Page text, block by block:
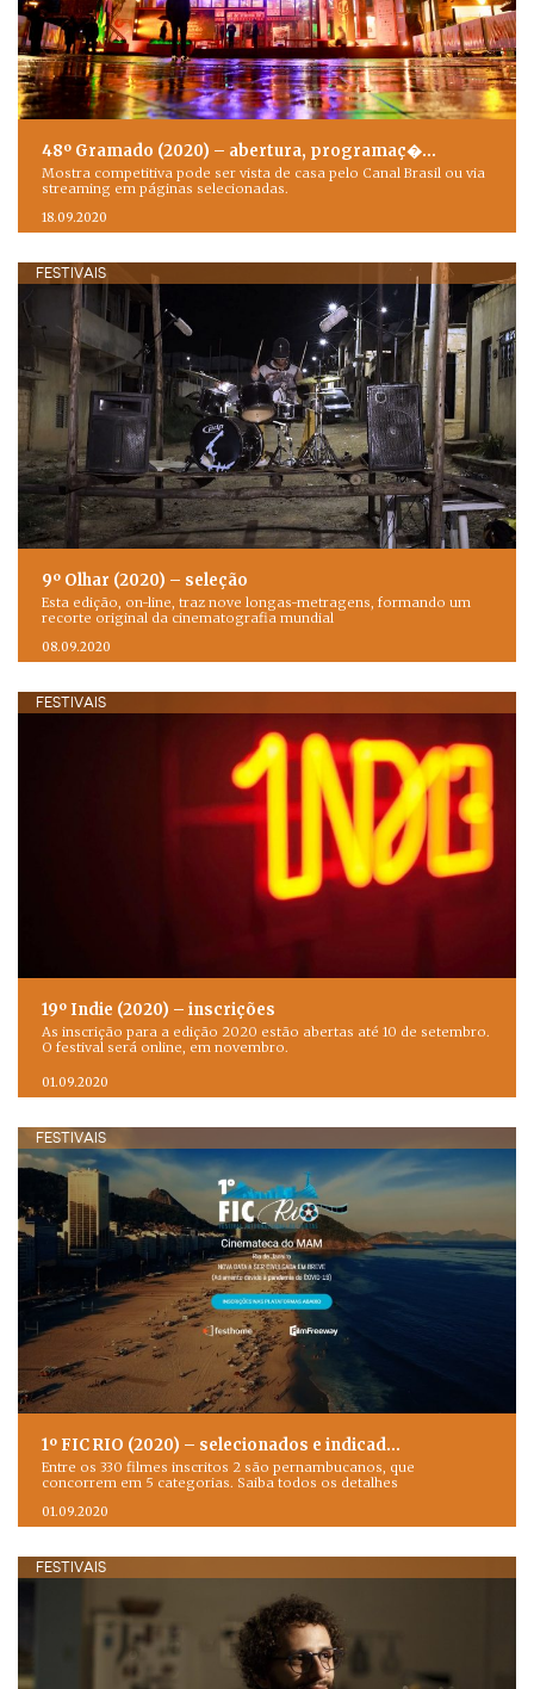
48º Gramado (2020) – abertura, programaç�…
Mostra competitiva pode ser vista de casa pelo Canal Brasil ou via
streaming em páginas selecionadas.
18.09.2020
FESTIVAIS
9º Olhar (2020) – seleção
Esta edição, on-line, traz nove longas-metragens, formando um
recorte original da cinematografia mundial
08.09.2020
FESTIVAIS
19º Indie (2020) – inscrições
As inscrição para a edição 2020 estão abertas até 10 de setembro.
O festival será online, em novembro.
01.09.2020
FESTIVAIS
1º FIC RIO (2020) – selecionados e indicad…
Entre os 330 filmes inscritos 2 são pernambucanos, que
concorrem em 5 categorias. Saiba todos os detalhes
01.09.2020
FESTIVAIS